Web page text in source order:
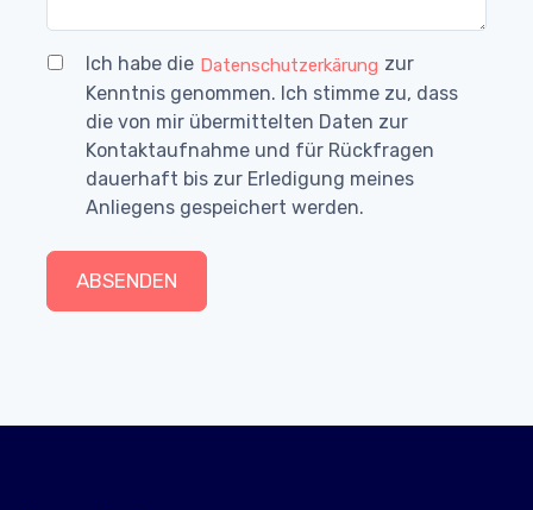
Ich habe die Datenschutzerkärung zur
Kenntnis genommen. Ich stimme zu, dass
die von mir übermittelten Daten zur
Kontaktaufnahme und für Rückfragen
dauerhaft bis zur Erledigung meines
Anliegens gespeichert werden.
ABSENDEN